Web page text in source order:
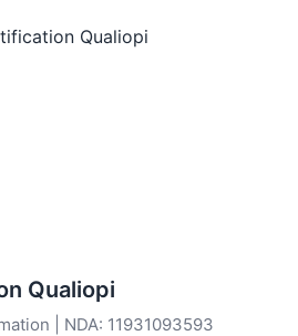
Qualiopi
| NDA: 11931093593